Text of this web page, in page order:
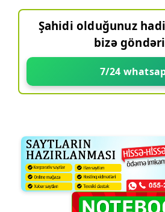
Şahidi olduğunuz
bizə
7/24